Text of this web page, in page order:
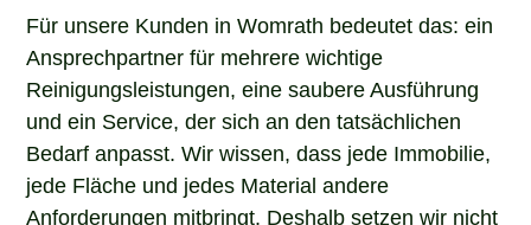
Für unsere Kunden in Womrath bedeutet das: ein
Ansprechpartner für mehrere wichtige
Reinigungsleistungen, eine saubere Ausführung
und ein Service, der sich an den tatsächlichen
Bedarf anpasst. Wir wissen, dass jede Immobilie,
jede Fläche und jedes Material andere
Anforderungen mitbringt. Deshalb setzen wir nicht